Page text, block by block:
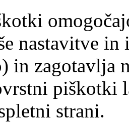
nastavitve
in zagotavlja
piškotki
strani.